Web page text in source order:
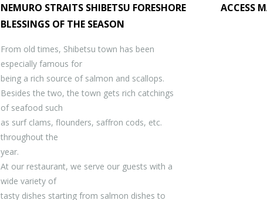
NEMURO STRAITS SHIBETSU FORESHORE
BLESSINGS OF THE SEASON
From old times, Shibetsu town has been
especially famous for
being a rich source of salmon and scallops.
Besides the two, the town gets rich catchings
of seafood such
as surf clams, flounders, saffron cods, etc.
throughout the
year.
At our restaurant, we serve our guests with a
wide variety of
tasty dishes starting from salmon dishes to
ACCESS